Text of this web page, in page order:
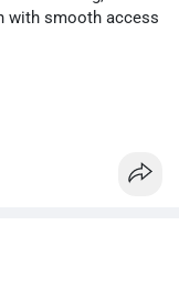
with smooth access